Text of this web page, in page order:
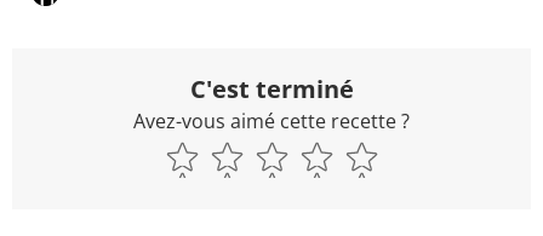
C'est terminé
Avez-vous aimé cette recette ?